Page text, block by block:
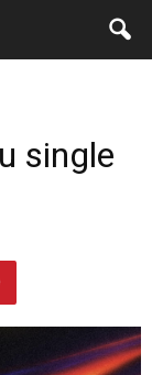
single